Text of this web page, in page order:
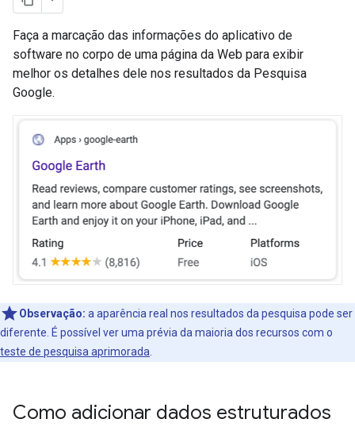
Faça a marcação das informações do aplicativo de
software no corpo de uma página da Web para exibir
melhor os detalhes dele nos resultados da Pesquisa
Google.
Observação: a aparência real nos resultados da pesquisa pode ser
diferente. É possível ver uma prévia da maioria dos recursos com o
teste de pesquisa aprimorada
Como adicionar dados estruturados